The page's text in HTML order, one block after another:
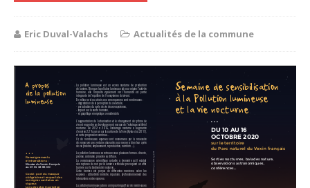
Eric Duval-Valachs Actualités de la commune